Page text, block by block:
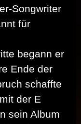
Songwriter
für
begann er
Ende der
schaffte
der E
sein Album